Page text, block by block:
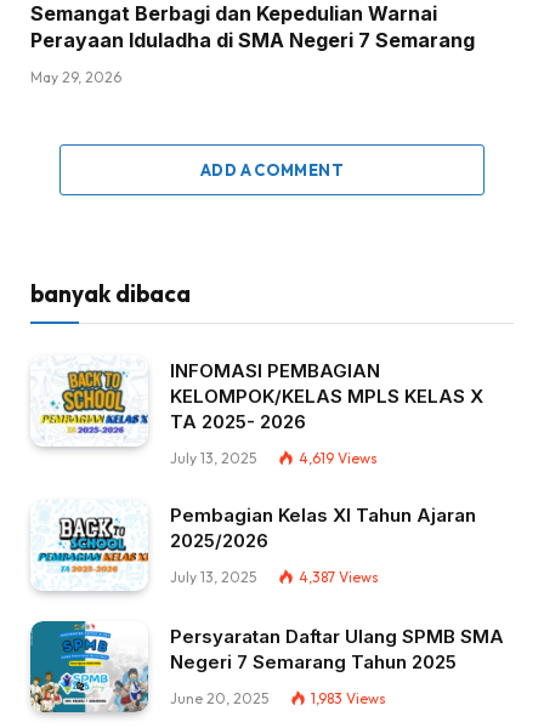
Semangat Berbagi dan Kepedulian Warnai
Perayaan Iduladha di SMA Negeri 7 Semarang
May 29, 2026
ADD A COMMENT
banyak dibaca
INFOMASI PEMBAGIAN
KELOMPOK/KELAS MPLS KELAS X
TA 2025- 2026
July 13, 2025 4,619 Views
Pembagian Kelas XI Tahun Ajaran
2025/2026
July 13, 2025 4,387 Views
Persyaratan Daftar Ulang SPMB SMA
Negeri 7 Semarang Tahun 2025
June 20, 2025 1,983 Views